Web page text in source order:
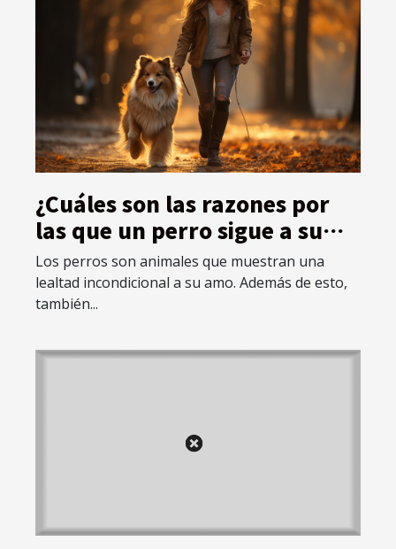
¿Cuáles son las razones por
las que un perro sigue a su
dueño todo el tiempo?
Los perros son animales que muestran una
lealtad incondicional a su amo. Además de esto,
también...